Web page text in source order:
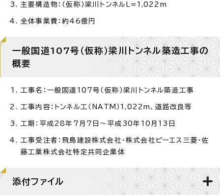
主要構造物：（仮称）梁川トンネルL=1,022m
全体事業費：約46億円
一般国道107号（仮称）梁川トンネル築造工事の
概要
工事名：一般国道107号（仮称）梁川トンネル築造工事
工事内容：トンネル工（NATM）1,022m、道路改良等
工期：平成28年7月7日～平成30年10月13日
工事受注者：飛島建設株式会社・株式会社ピーエス三菱・佐
藤工業株式会社特定共同企業体
添付ファイル